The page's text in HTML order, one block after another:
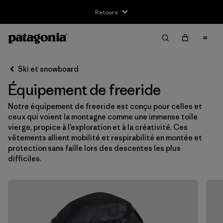
Retours
Ski et snowboard
Équipement de freeride
Notre équipement de freeride est conçu pour celles et
ceux qui voient la montagne comme une immense toile
vierge, propice à l’exploration et à la créativité. Ces
vêtements allient mobilité et respirabilité en montée et
protection sans faille lors des descentes les plus
difficiles.